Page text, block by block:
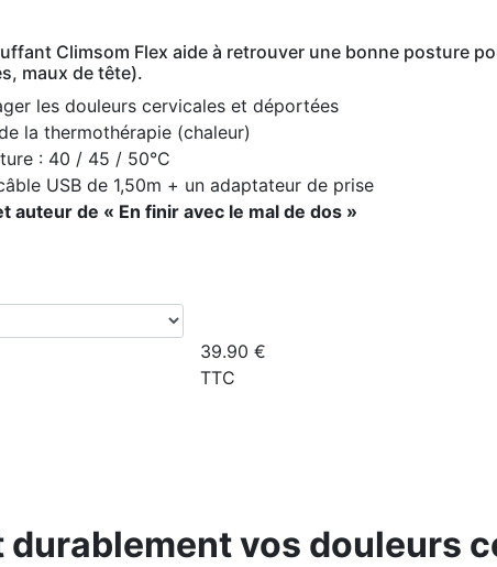
Climsom Flex aide à retrouver une bonne posture
maux de tête).
les douleurs cervicales et déportées
la thermothérapie (chaleur)
: 40 / 45 / 50°C
USB de 1,50m + un adaptateur de prise
auteur de « En finir avec le mal de dos »
39.90 €
TTC
vos douleurs